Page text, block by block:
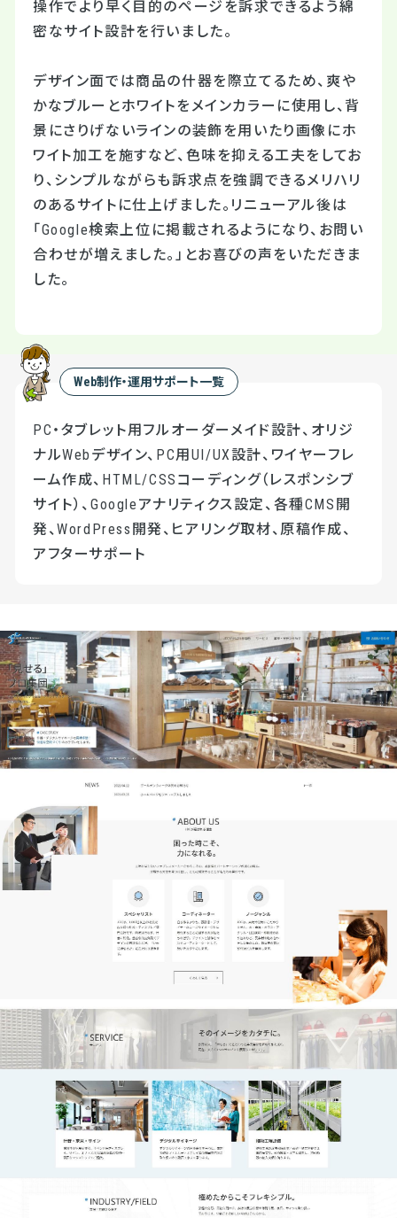
操作でより早く目的のページを訴求できるよう綿
密なサイト設計を行いました。
デザイン面では商品の什器を際立てるため、爽や
かなブルーとホワイトをメインカラーに使用し、背
景にさりげないラインの装飾を用いたり画像にホ
ワイト加工を施すなど、色味を抑える工夫をしてお
り、シンプルながらも訴求点を強調できるメリハリ
のあるサイトに仕上げました。リニューアル後は
「Google検索上位に掲載されるようになり、お問い
合わせが増えました。」とお喜びの声をいただきま
した。
Web制作・運用サポート一覧
PC・タブレット用フルオーダーメイド設計、オリジ
ナルWebデザイン、PC用UI/UX設計、ワイヤーフレ
ーム作成、HTML/CSSコーディング（レスポンシブ
サイト）、Googleアナリティクス設定、各種CMS開
発、WordPress開発、ヒアリング取材、原稿作成、
アフターサポート